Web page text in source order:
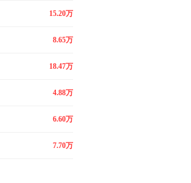
15.20万
8.65万
18.47万
4.88万
6.60万
7.70万